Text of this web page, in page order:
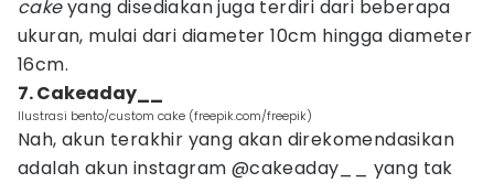
cakeyang disediakan juga terdiri dari beberapa
ukuran, mulai dari diameter 10cm hingga diameter
16cm.
7. Cakeaday__
Ilustrasi bento/custom cake (freepik.com/freepik)
Nah, akun terakhir yang akan direkomendasikan
adalah akun instagram @cakeaday__ yang tak